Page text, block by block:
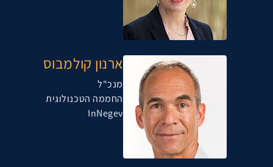
ארנון קולמבוס
מנכ"ל
החממה הטכנולוגית
InNegev